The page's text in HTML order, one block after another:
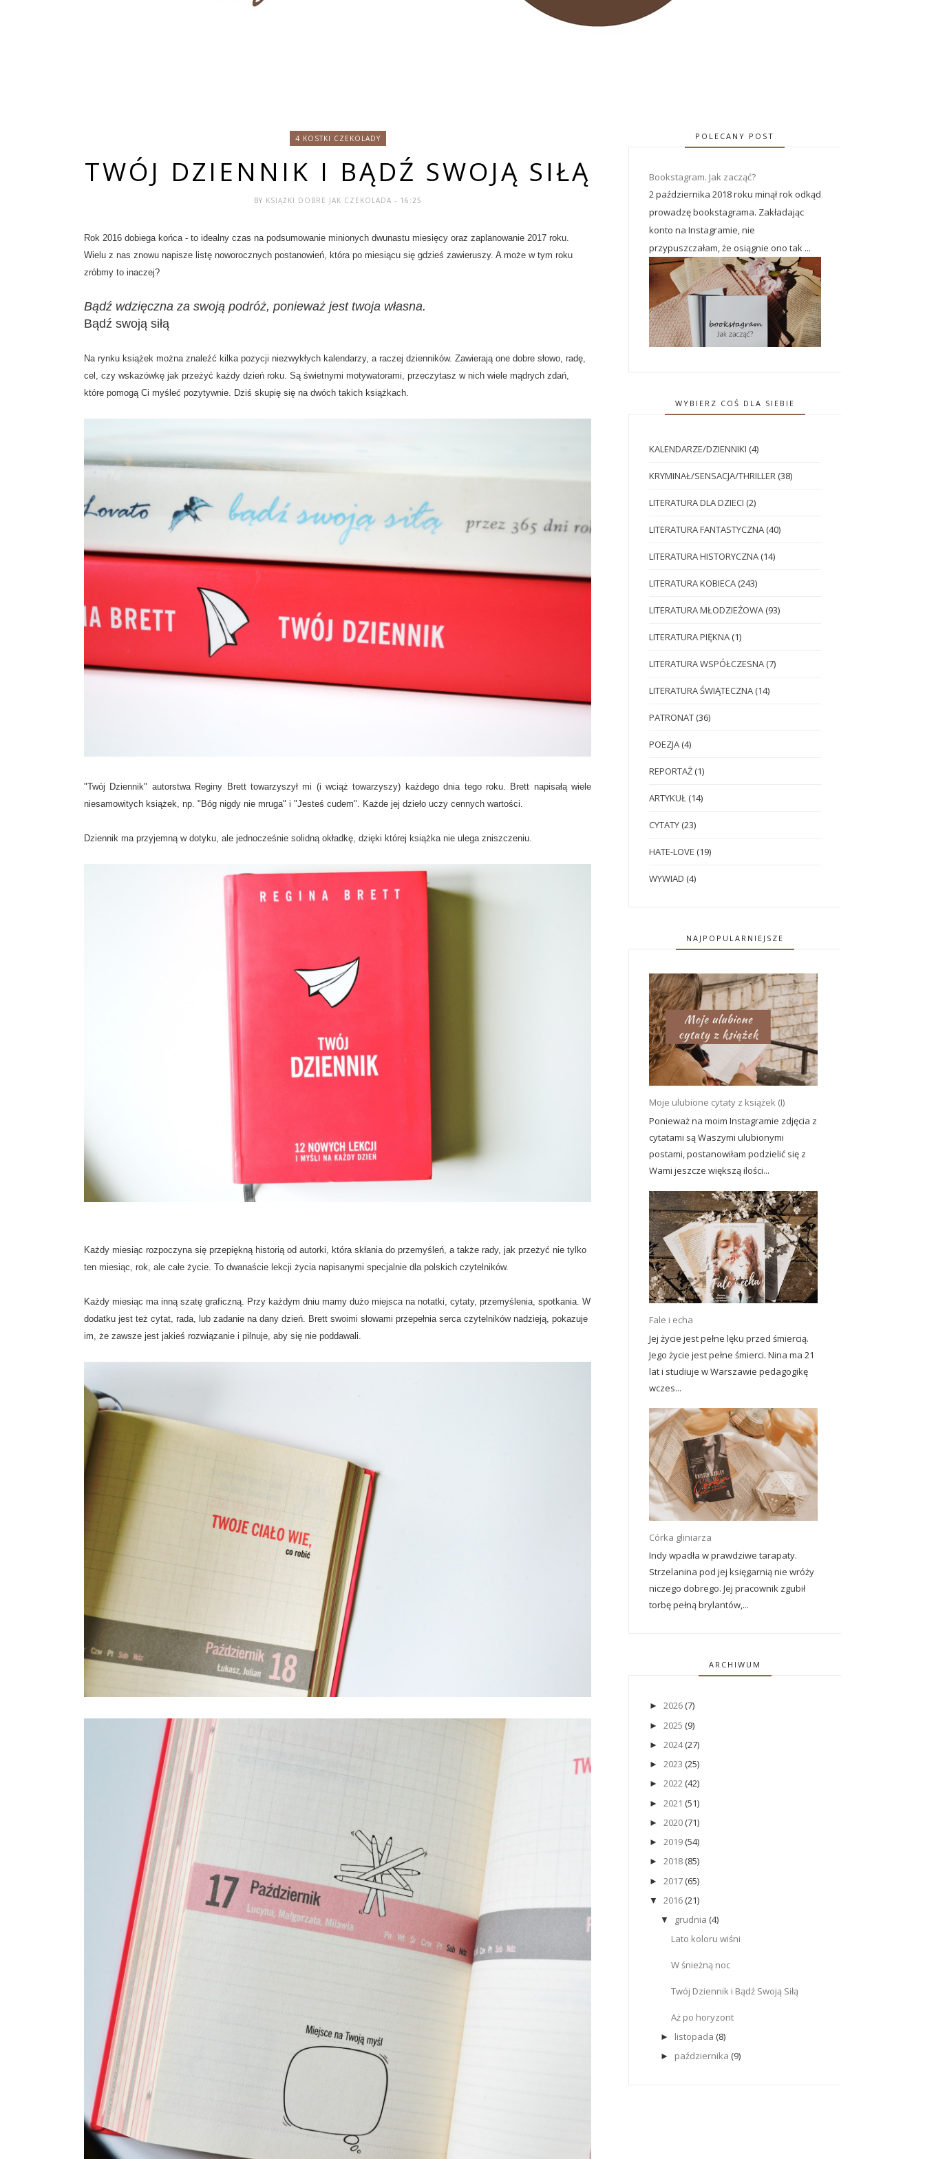
4 KOSTKI CZEKOLADY
TWÓJ DZIENNIK I BĄDŹ SWOJĄ SIŁĄ
BY KSIĄŻKI DOBRE JAK CZEKOLADA - 16:25
Rok 2016 dobiega końca - to idealny czas na podsumowanie minionych dwunastu miesięcy oraz zaplanowanie 2017 roku.
Wielu z nas znowu napisze listę noworocznych postanowień, która po miesiącu się gdzieś zawieruszy. A może w tym roku
zróbmy to inaczej?
Bądź wdzięczna za swoją podróż, ponieważ jest twoja własna.
Bądź swoją siłą
Na rynku książek można znaleźć kilka pozycji niezwykłych kalendarzy, a raczej dzienników. Zawierają one dobre słowo, radę,
cel, czy wskazówkę jak przeżyć każdy dzień roku. Są świetnymi motywatorami, przeczytasz w nich wiele mądrych zdań,
które pomogą Ci myśleć pozytywnie. Dziś skupię się na dwóch takich książkach.
"Twój Dziennik" autorstwa Reginy Brett towarzyszył mi (i wciąż towarzyszy) każdego dnia tego roku. Brett napisałą wiele
niesamowitych książek, np. "Bóg nigdy nie mruga" i "Jesteś cudem". Każde jej dzieło uczy cennych wartości.
Dziennik ma przyjemną w dotyku, ale jednocześnie solidną okładkę, dzięki której książka nie ulega zniszczeniu.
Każdy miesiąc rozpoczyna się przepiękną historią od autorki, która skłania do przemyśleń, a także rady, jak przeżyć nie tylko
ten miesiąc, rok, ale całe życie. To dwanaście lekcji życia napisanymi specjalnie dla polskich czytelników.
Każdy miesiąc ma inną szatę graficzną. Przy każdym dniu mamy dużo miejsca na notatki, cytaty, przemyślenia, spotkania. W
dodatku jest też cytat, rada, lub zadanie na dany dzień. Brett swoimi słowami przepełnia serca czytelników nadzieją, pokazuje
im, że zawsze jest jakieś rozwiązanie i pilnuje, aby się nie poddawali.
POLECANY POST
Bookstagram. Jak zacząć?
2 października 2018 roku minął rok odkąd
prowadzę bookstagrama. Zakładając
konto na Instagramie, nie
przypuszczałam, że osiągnie ono tak ...
WYBIERZ COŚ DLA SIEBIE
KALENDARZE/DZIENNIKI (4)
KRYMINAŁ/SENSACJA/THRILLER (38)
LITERATURA DLA DZIECI (2)
LITERATURA FANTASTYCZNA (40)
LITERATURA HISTORYCZNA (14)
LITERATURA KOBIECA (243)
LITERATURA MŁODZIEŻOWA (93)
LITERATURA PIĘKNA (1)
LITERATURA WSPÓŁCZESNA (7)
LITERATURA ŚWIĄTECZNA (14)
PATRONAT (36)
POEZJA (4)
REPORTAŻ (1)
ARTYKUŁ (14)
CYTATY (23)
HATE-LOVE (19)
WYWIAD (4)
NAJPOPULARNIEJSZE
Moje ulubione cytaty z książek (I)
Ponieważ na moim Instagramie zdjęcia z
cytatami są Waszymi ulubionymi
postami, postanowiłam podzielić się z
Wami jeszcze większą ilości...
Fale i echa
Jej życie jest pełne lęku przed śmiercią.
Jego życie jest pełne śmierci. Nina ma 21
lat i studiuje w Warszawie pedagogikę
wczes...
Córka gliniarza
Indy wpadła w prawdziwe tarapaty.
Strzelanina pod jej księgarnią nie wróży
niczego dobrego. Jej pracownik zgubił
torbę pełną brylantów,...
ARCHIWUM
► 2026 (7)
► 2025 (9)
► 2024(27)
► 2023 (25)
► 2022 (42)
► 2021 (51)
► 2020 (71)
► 2019 (54)
► 2018 (85)
► 2017 (65)
▼ 2016 (21)
▼ grudnia (4)
Lato koloru wiśni
W śnieżną noc
Twój Dziennik i Bądź Swoją Siłą
Aż po horyzont
► listopada (8)
► października (9)